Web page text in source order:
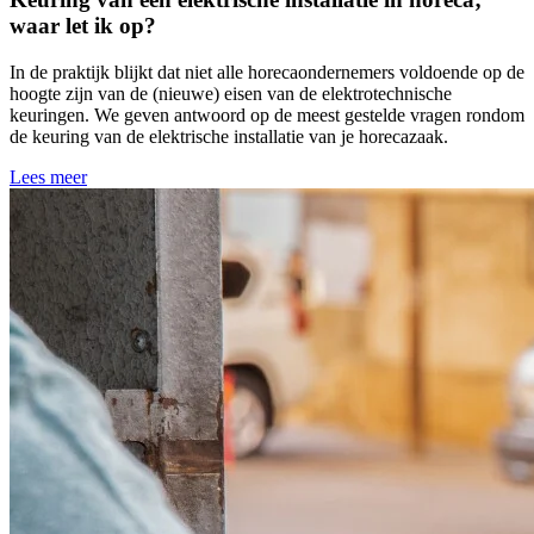
waar let ik op?
In de praktijk blijkt dat niet alle horecaondernemers voldoende op de
hoogte zijn van de (nieuwe) eisen van de elektrotechnische
keuringen. We geven antwoord op de meest gestelde vragen rondom
de keuring van de elektrische installatie van je horecazaak.
Lees meer